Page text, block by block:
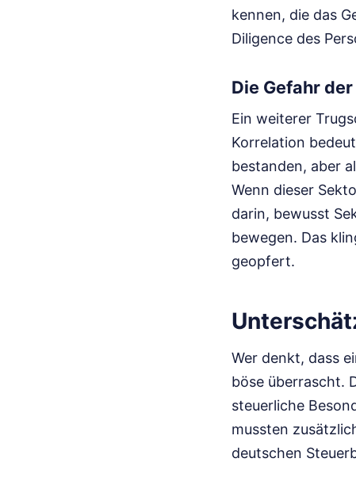
kennen, die das
Diligence des
Die Gefahr
Ein weiterer
Korrelation
bestanden, aber
Wenn dieser
darin, bewusst
bewegen. Das
geopfert.
Wer denkt, dass
böse überrascht.
steuerliche
mussten
deutschen